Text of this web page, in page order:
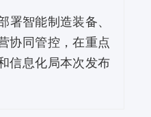
智能制造装备、
协同管控，在重点
信息化局本次发布